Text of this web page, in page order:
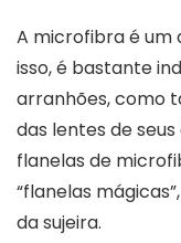
A microfibra é um
isso, é bastante
arranhões, como
das lentes de
flanelas de
“flanelas
da sujeira.